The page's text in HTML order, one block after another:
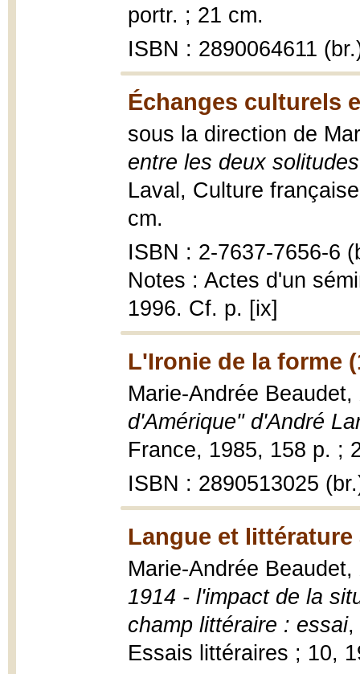
portr. ; 21 cm.
ISBN : 2890064611
Échanges culturels
sous la direction de
entre les deux solitudes
Laval, Culture
cm.
ISBN : 2-7637-7656-6
Notes : Actes d'un
1996. Cf. p. [ix]
L'Ironie de la forme
Marie-Andrée Beaudet,
d'Amérique" d'André
France, 1985, 158 p. ;
ISBN : 2890513025
Langue et littérature
Marie-Andrée Beaudet,
1914 - l'impact de la
champ littéraire : essai,
Essais littéraires ; 10,